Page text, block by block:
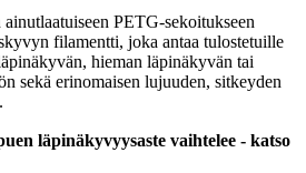
PETG-sekoitukseen
filamentti, joka antaa tulostetuille
hieman läpinäkyvän tai
sekä erinomaisen lujuuden, sitkeyden
läpinäkyvyysaste vaihtelee - katso